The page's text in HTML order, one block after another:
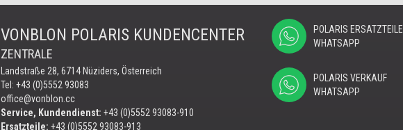
VONBLON POLARIS KUNDENCENTER
ZENTRALE
Landstraße 28, 6714 Nüziders, Österreich
Tel: +43 (0)5552 93083
office@vonblon.cc
Service, Kundendienst: +43 (0)5552 93083-910
Ersatzteile: +43 (0)5552 93083-913
POLARIS ERSATZTEILE
WHATSAPP
POLARIS VERKAUF
WHATSAPP